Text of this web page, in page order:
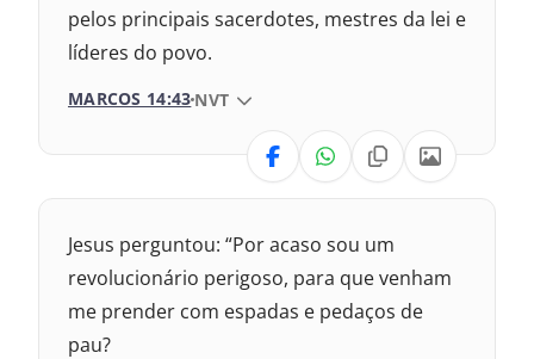
1969 – Almeida Revisada e Corrigida
pelos principais sacerdotes, mestres da lei e
líderes do povo.
MARCOS 14:43 VERSÃO DA BÍBLIA
NVT
VERSÃO
2017 – Nova Almeida Atualizada
2009 – Almeida Revisada e Corrigida
Jesus perguntou: “Por acaso sou um
revolucionário perigoso, para que venham
me prender com espadas e pedaços de
pau?